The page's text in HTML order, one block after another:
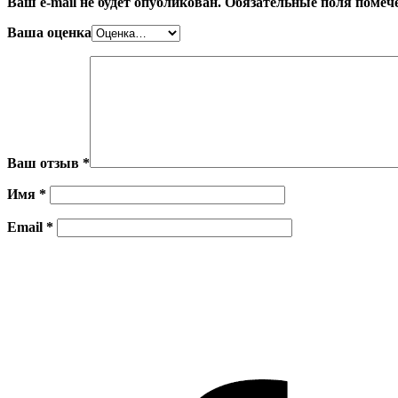
Ваша оценка
Ваш отзыв *
Имя *
Email *